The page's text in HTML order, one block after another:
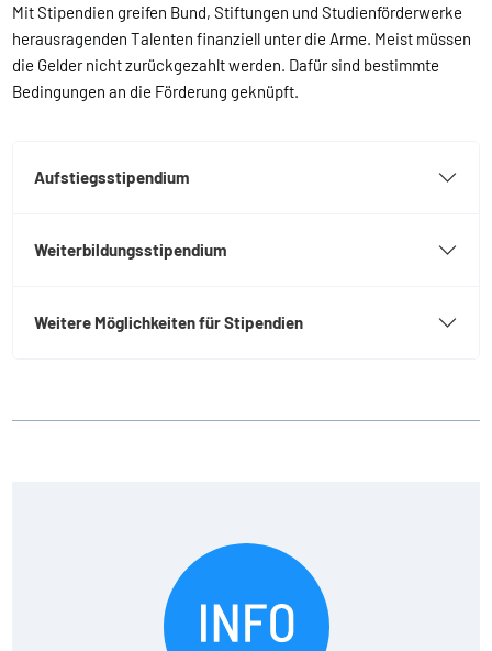
Mit Stipendien greifen Bund, Stiftungen und Studienförderwerke
herausragenden Talenten finanziell unter die Arme. Meist müssen
die Gelder nicht zurückgezahlt werden. Dafür sind bestimmte
Bedingungen an die Förderung geknüpft.
Aufstiegsstipendium
Weiterbildungsstipendium
Weitere Möglichkeiten für Stipendien